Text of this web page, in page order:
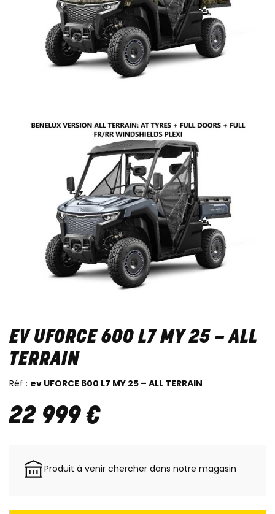
EV UFORCE 600 L7 MY 25 – ALL
TERRAIN
Réf : ev UFORCE 600 L7 MY 25 – ALL TERRAIN
22 999€
Produit à venir chercher dans notre magasin